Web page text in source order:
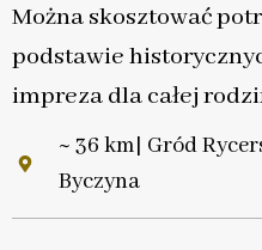
Można skosztować
podstawie
impreza dla całej
~ 36 km| Gród
Byczyna